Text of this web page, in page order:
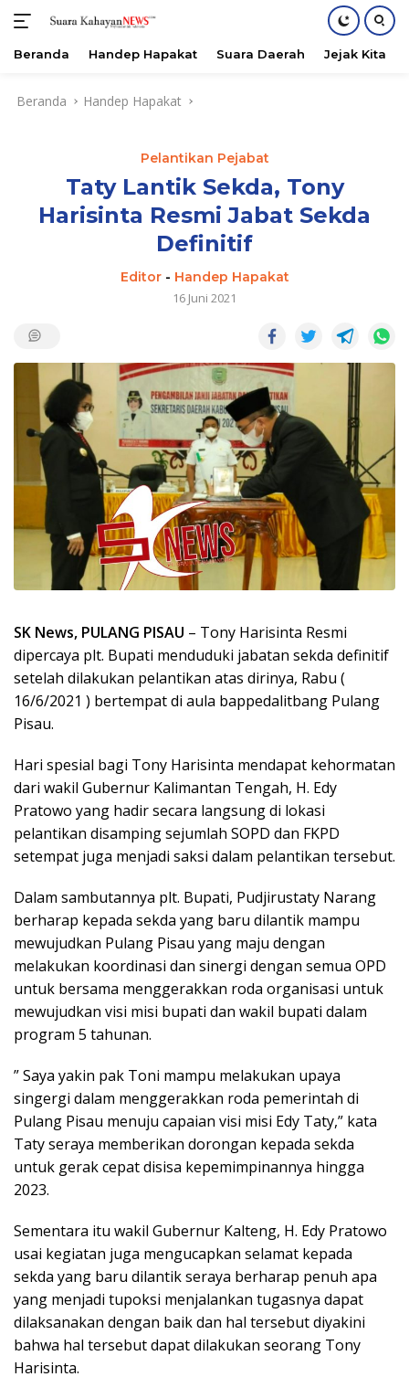
Beranda Handep Hapakat Suara Daerah Jejak Kita
Beranda Handep Hapakat
Pelantikan Pejabat
Taty Lantik Sekda, Tony
Harisinta Resmi Jabat Sekda
Definitif
Editor- Handep Hapakat
16 Juni 2021
SK News, PULANG PISAU – Tony Harisinta Resmi
dipercaya plt. Bupati menduduki jabatan sekda definitif
setelah dilakukan pelantikan atas dirinya, Rabu (
16/6/2021 ) bertempat di aula bappedalitbang Pulang
Pisau.
Hari spesial bagi Tony Harisinta mendapat kehormatan
dari wakil Gubernur Kalimantan Tengah, H. Edy
Pratowo yang hadir secara langsung di lokasi
pelantikan disamping sejumlah SOPD dan FKPD
setempat juga menjadi saksi dalam pelantikan tersebut.
Dalam sambutannya plt. Bupati, Pudjirustaty Narang
berharap kepada sekda yang baru dilantik mampu
mewujudkan Pulang Pisau yang maju dengan
melakukan koordinasi dan sinergi dengan semua OPD
untuk bersama menggerakkan roda organisasi untuk
mewujudkan visi misi bupati dan wakil bupati dalam
program 5 tahunan.
” Saya yakin pak Toni mampu melakukan upaya
singergi dalam menggerakkan roda pemerintah di
Pulang Pisau menuju capaian visi misi Edy Taty,” kata
Taty seraya memberikan dorongan kepada sekda
untuk gerak cepat disisa kepemimpinannya hingga
2023.
Sementara itu wakil Gubernur Kalteng, H. Edy Pratowo
usai kegiatan juga mengucapkan selamat kepada
sekda yang baru dilantik seraya berharap penuh apa
yang menjadi tupoksi menjalankan tugasnya dapat
dilaksanakan dengan baik dan hal tersebut diyakini
bahwa hal tersebut dapat dilakukan seorang Tony
Harisinta.